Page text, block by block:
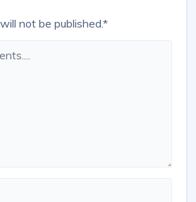
not be published.*